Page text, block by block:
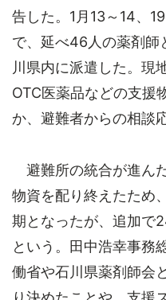
告した。1月13～14、
で、延べ46人の薬剤師
川県内に派遣した。現
OTC医薬品などの支援
か、避難者からの相談
避難所の統合が進ん
物資を配り終えたため
期となったが、追加で
という。田中浩幸事務
働省や石川県薬剤師会